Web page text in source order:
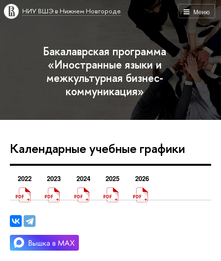
Меню
НИУ ВШЭ в Нижнем Новгороде
Бакалаврская программа
«Иностранные языки и
межкультурная бизнес-
коммуникация»
Календарные учебные графики
2022 2023 2024 2025 2026